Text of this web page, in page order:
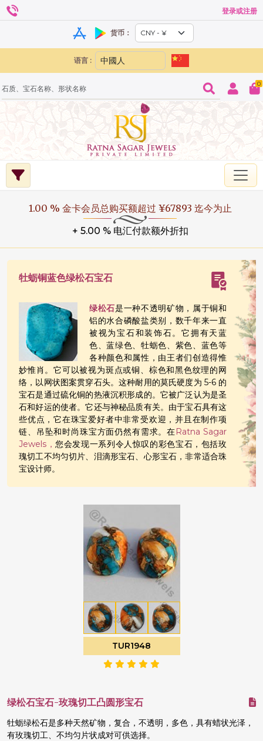
登录或注册
货币：
语言 :
0
1.00 % 金卡会员总购买额超过 ¥67893 迄今为止
+ 5.00 % 电汇付款额外折扣
牡蛎铜蓝色绿松石宝石
绿松石是一种不透明矿物，属于铜和
铝的水合磷酸盐类别，数千年来一直
被视为宝石和装饰石。它拥有天蓝
色、蓝绿色、牡蛎色、紫色、蓝色等
各种颜色和属性，由王者们创造得惟
妙惟肖。它可以被视为斑点或铜、棕色和黑色纹理的网
络，以网状图案贯穿石头。这种耐用的莫氏硬度为 5-6 的
宝石是通过硫化铜的热液沉积形成的。它被广泛认为是圣
石和好运的使者。它还与神秘品质有关。由于宝石具有这
些优点，它在珠宝爱好者中非常受欢迎，并且在制作项
链、吊坠和时尚珠宝方面仍然有需求。在Ratna Sagar
Jewels，您会发现一系列令人惊叹的彩色宝石，包括玫
瑰切工不均匀切片、泪滴形宝石、心形宝石，非常适合珠
宝设计师。
TUR1948
绿松石宝石-玫瑰切工凸圆形宝石
牡蛎绿松石是多种天然矿物，复合，不透明，多色，具有蜡状光泽，
有玫瑰切工、不均匀片状成对可供选择。